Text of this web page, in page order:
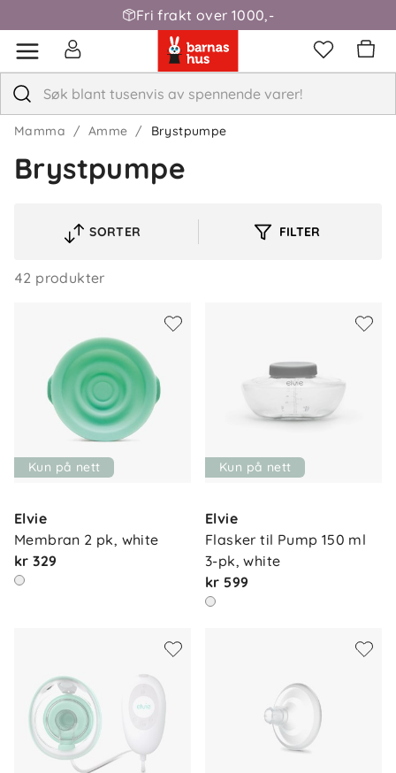
Fri frakt over 1000,-
Mamma Amme Brystpumpe
Brystpumpe
SORTER FILTER
42 produkter
Kun på nett
Elvie
Membran 2 pk, white
kr 329
Kun på nett
Elvie
Flasker til Pump 150 ml
3-pk, white
kr 599